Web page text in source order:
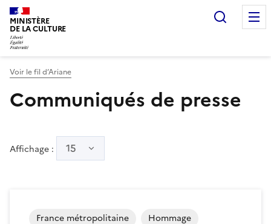
MINISTÈRE
DE LA CULTURE
Voir le fil d’Ariane
Communiqués de presse
Affichage : 15
France métropolitaine Hommage